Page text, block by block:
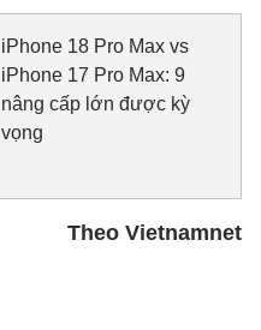
iPhone 18 Pro Max vs
iPhone 17 Pro Max: 9
nâng cấp lớn được kỳ
vọng
Theo Vietnamnet